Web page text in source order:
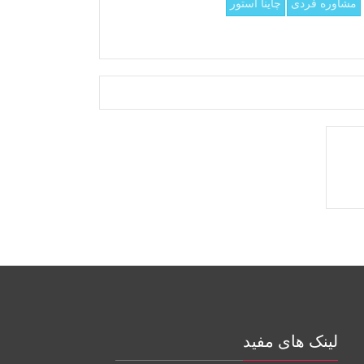
مشاوره فردی چاینا استور
لینک های مفید